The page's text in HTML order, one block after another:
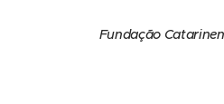
Fundação